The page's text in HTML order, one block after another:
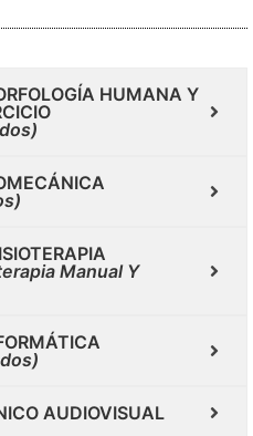
HUMANA Y
Manual Y
AUDIOVISUAL